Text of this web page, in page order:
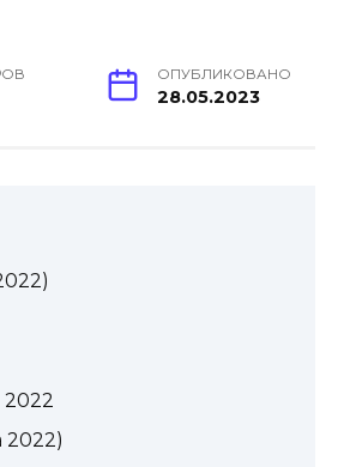
ОПУБЛИКОВАНО
28.05.2023
2022)